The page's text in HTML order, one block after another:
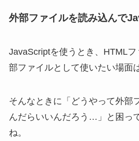
外部ファイルを読み込んで
JavaScriptを使うとき、HTML
部ファイルとして使いたい場面
そんなときに「どうやって外部
んだらいいんだろう…」と困っ
ね。